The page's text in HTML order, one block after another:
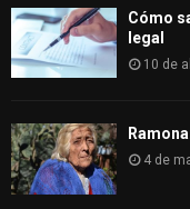
Cómo
legal
10 de
4 de